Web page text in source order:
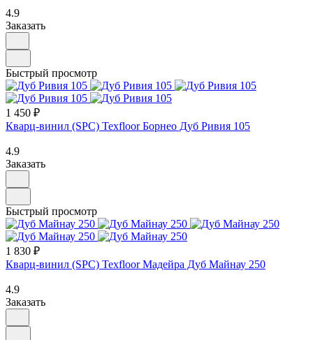
4.9
Заказать
Быстрый просмотр
1 450 ₽
Кварц-винил (SPC) Texfloor Борнео Дуб Ривия 105
4.9
Заказать
Быстрый просмотр
1 830 ₽
Кварц-винил (SPC) Texfloor Мадейра Дуб Майнау 250
4.9
Заказать